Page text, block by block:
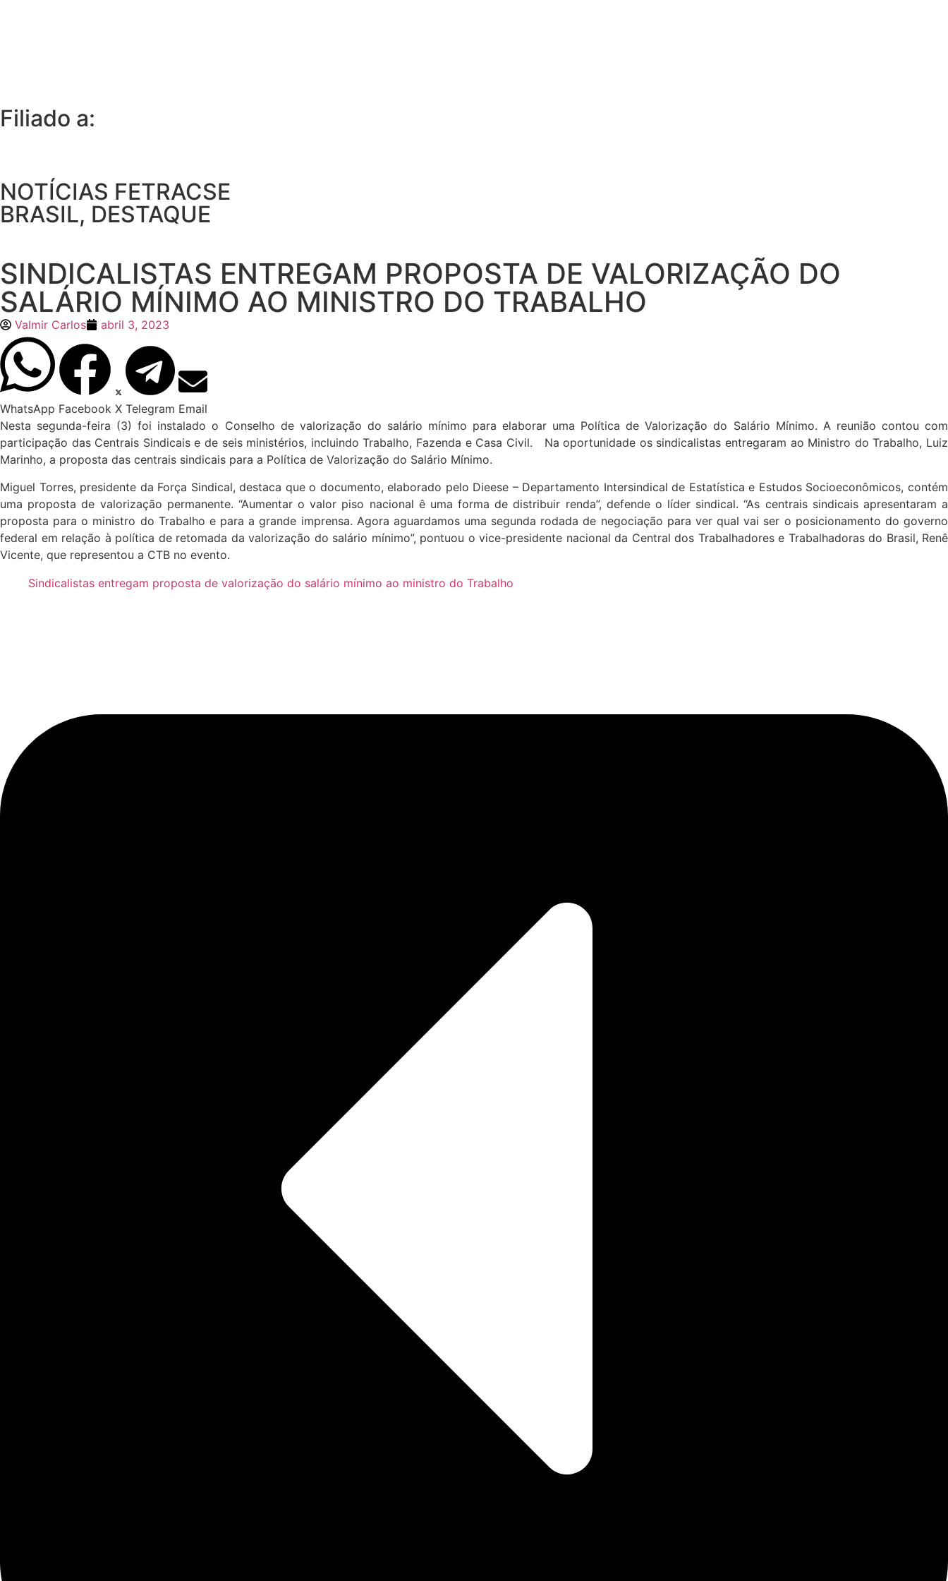
Filiado a:
NOTÍCIAS FETRACSE
BRASIL, DESTAQUE
SINDICALISTAS ENTREGAM PROPOSTA DE VALORIZAÇÃO DO
SALÁRIO MÍNIMO AO MINISTRO DO TRABALHO
Valmir Carlos abril 3, 2023
WhatsApp Facebook X Telegram Email
Nesta segunda-feira (3) foi instalado o Conselho de valorização do salário mínimo para elaborar uma Política de Valorização do Salário Mínimo. A reunião contou com
participação das Centrais Sindicais e de seis ministérios, incluindo Trabalho, Fazenda e Casa Civil. Na oportunidade os sindicalistas entregaram ao Ministro do Trabalho, Luiz
Marinho, a proposta das centrais sindicais para a Política de Valorização do Salário Mínimo.
Miguel Torres, presidente da Força Sindical, destaca que o documento, elaborado pelo Dieese – Departamento Intersindical de Estatística e Estudos Socioeconômicos, contém
uma proposta de valorização permanente. “Aumentar o valor piso nacional ê uma forma de distribuir renda”, defende o líder sindical. “As centrais sindicais apresentaram a
proposta para o ministro do Trabalho e para a grande imprensa. Agora aguardamos uma segunda rodada de negociação para ver qual vai ser o posicionamento do governo
federal em relação à política de retomada da valorização do salário mínimo”, pontuou o vice-presidente nacional da Central dos Trabalhadores e Trabalhadoras do Brasil, Renê
Vicente, que representou a CTB no evento.
Sindicalistas entregam proposta de valorização do salário mínimo ao ministro do Trabalho